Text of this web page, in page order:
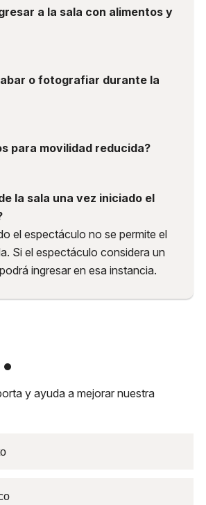
a la sala con alimentos y
o fotografiar durante la
para movilidad reducida?
la sala una vez iniciado el
el espectáculo no se permite el
Si el espectáculo considera un
ingresar en esa instancia.
y ayuda a mejorar nuestra